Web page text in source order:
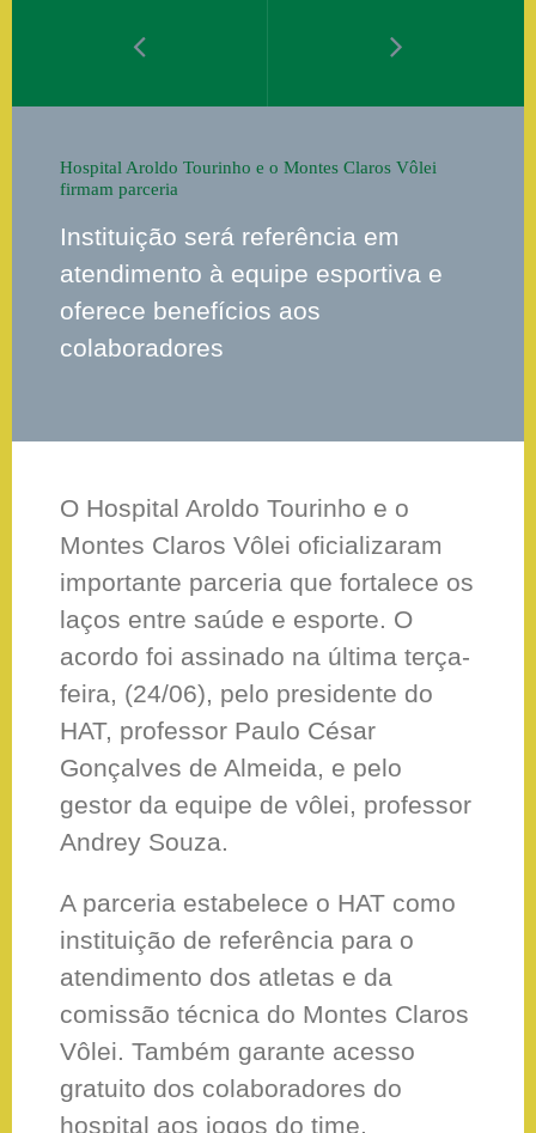
Hospital Aroldo Tourinho e o Montes Claros Vôlei
firmam parceria
Instituição será referência em
atendimento à equipe esportiva e
oferece benefícios aos
colaboradores
O Hospital Aroldo Tourinho e o
Montes Claros Vôlei oficializaram
importante parceria que fortalece os
laços entre saúde e esporte. O
acordo foi assinado na última terça-
feira, (24/06), pelo presidente do
HAT, professor Paulo César
Gonçalves de Almeida, e pelo
gestor da equipe de vôlei, professor
Andrey Souza.
A parceria estabelece o HAT como
instituição de referência para o
atendimento dos atletas e da
comissão técnica do Montes Claros
Vôlei. Também garante acesso
gratuito dos colaboradores do
hospital aos jogos do time,